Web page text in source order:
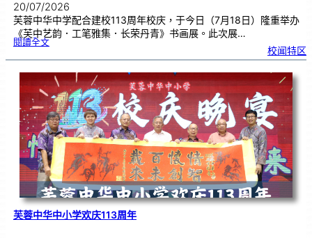
20/07/2026
芙蓉中华中学配合建校113周年校庆，于今日（7月18日）隆重举办
《芙中艺韵．工笔雅集．长荣丹青》书画展。此次展…
閱讀全文:《
艺
．
工
笔
雅
集
．
长
荣
丹
青
》
书
画
展
开
幕
校闻特区
芙蓉中华中小学欢庆113周年